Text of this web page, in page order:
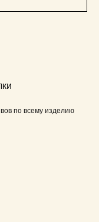
по всему изделию